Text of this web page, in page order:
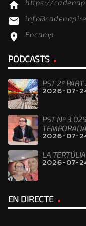
home
email
location_on Encamp
PODCASTS
PST 2ª
2026-07-
PST Nº
TEMPORADA
2026-07-
LA
2026-07-
EN DIRECTE